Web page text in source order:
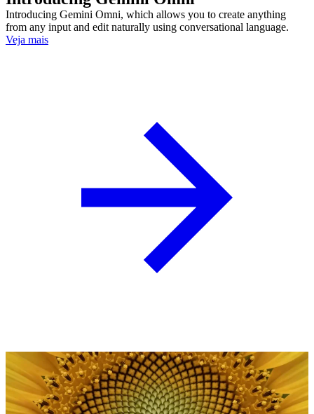
Introducing Gemini Omni, which allows you to create anything
from any input and edit naturally using conversational language.
Veja mais